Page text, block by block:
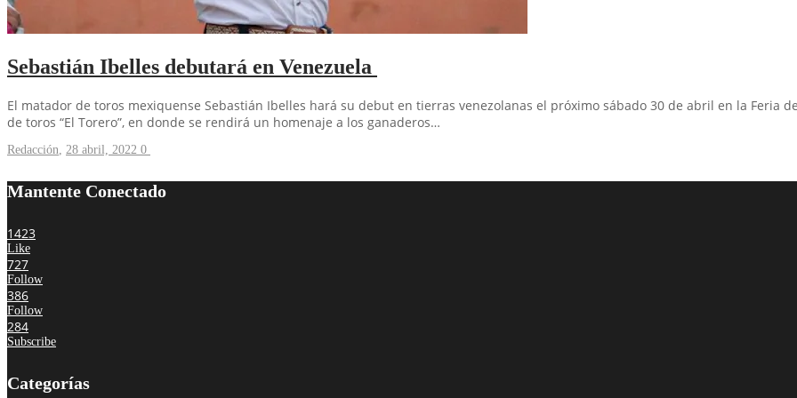
Sebastián Ibelles debutará en Venezuela
El matador de toros mexiquense Sebastián Ibelles hará su debut en tierras venezolanas el próximo sábado 30 de abril en la Feria
de toros “El Torero”, en donde se rendirá un homenaje a los ganaderos…
Redacción, 28 abril, 2022 0
Mantente Conectado
1423
Like
727
Follow
386
Follow
284
Subscribe
Categorías